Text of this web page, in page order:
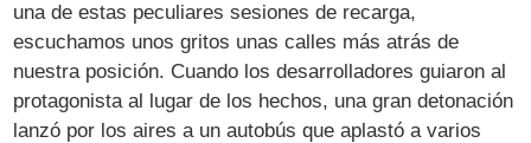
una de estas peculiares sesiones de recarga,
escuchamos unos gritos unas calles más atrás de
nuestra posición. Cuando los desarrolladores guiaron al
protagonista al lugar de los hechos, una gran detonación
lanzó por los aires a un autobús que aplastó a varios